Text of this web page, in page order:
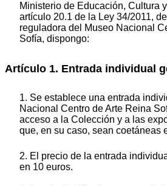
Ministerio de Educación, Cultura
artículo 20.1 de la Ley 34/2011,
reguladora del Museo Nacional
Sofía, dispongo:
Artículo 1. Entrada individual
1. Se establece una entrada
Nacional Centro de Arte Reina
acceso a la Colección y a las
que, en su caso, sean coetáneas
2. El precio de la entrada
en 10 euros.